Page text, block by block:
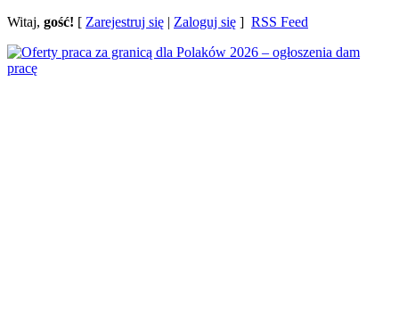
Witaj, gość! [ Zarejestruj się | Zaloguj się ] RSS Feed